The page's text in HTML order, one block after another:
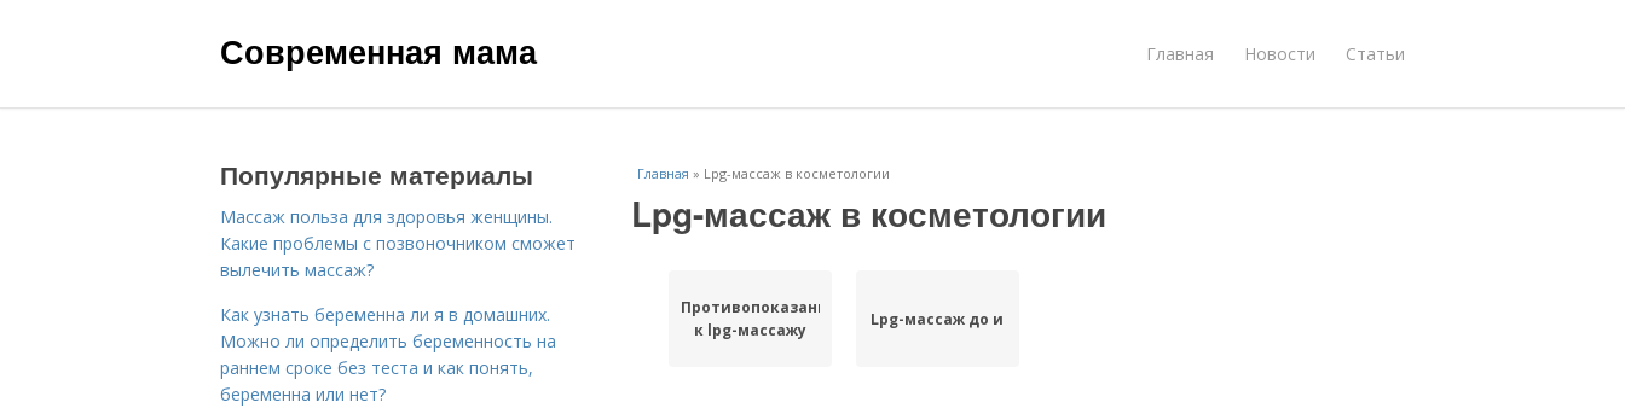
Современная мама Главная Новости Статьи
Главная » Lpg-массаж в косметологии
Lpg-массаж в косметологии
Противопоказания
к lpg-массажу
Lpg-массаж до и
Популярные материалы
Массаж польза для здоровья женщины.
Какие проблемы с позвоночником сможет
вылечить массаж?
Как узнать беременна ли я в домашних.
Можно ли определить беременность на
раннем сроке без теста и как понять,
беременна или нет?